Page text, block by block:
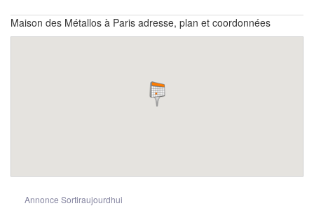
Maison des Métallos à Paris adresse, plan et coordonnées
Annonce Sortiraujourdhui